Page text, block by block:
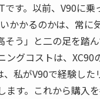
です。以前、V90に
かかるのかは、常
そう」と二の足を踏
グコストは、
私がV90で経験し
す。これから購入